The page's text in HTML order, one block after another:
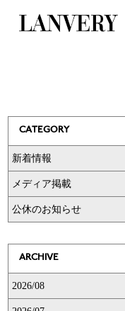
CATEGORY
新着情報
メディア掲載
公休のお知らせ
ARCHIVE
2026/08